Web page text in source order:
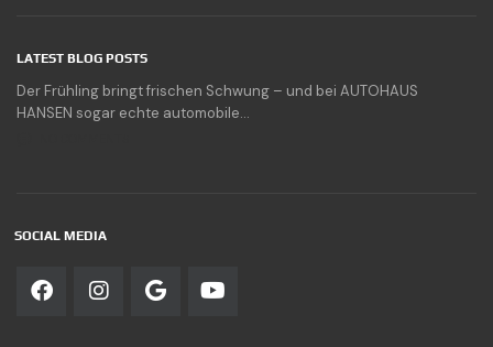
LATEST BLOG POSTS
Der Frühling bringt frischen Schwung – und bei AUTOHAUS
HANSEN sogar echte automobile...
SOCIAL MEDIA